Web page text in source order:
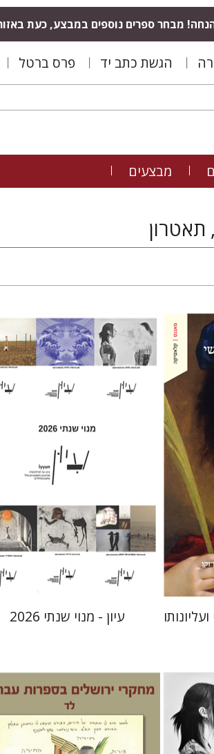
מבחר ספרים נוספים במבצע, כעת
הגשת כתב יד פרס ברטל
מבצעים
תאטרון
חגי כנען
הנחת אתר ספר מודפס
$77
$69
עיון - מנוי שנתי 2026
תמר ס' הס